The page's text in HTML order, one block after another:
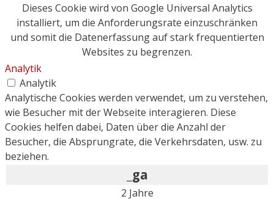
Dieses Cookie wird von Google Universal Analytics
installiert, um die Anforderungsrate einzuschränken
und somit die Datenerfassung auf stark frequentierten
Websites zu begrenzen.
Analytik
Analytik
Analytische Cookies werden verwendet, um zu verstehen,
wie Besucher mit der Webseite interagieren. Diese
Cookies helfen dabei, Daten über die Anzahl der
Besucher, die Absprungrate, die Verkehrsdaten, usw. zu
beziehen.
_ga
2 Jahre